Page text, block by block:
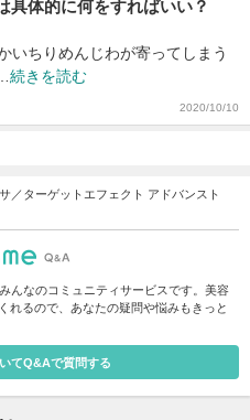
具体的に何をすればいい？
いちりめんじわが寄ってしまう
続きを読む
2020/10/10
／ターゲットエフェクト アドバンスト
んなのコミュニティサービスです。美容
れるので、あなたの疑問や悩みもきっと
てQ&Aで質問する